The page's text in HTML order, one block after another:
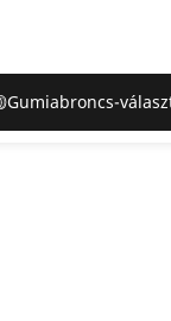
Gumiabroncs-